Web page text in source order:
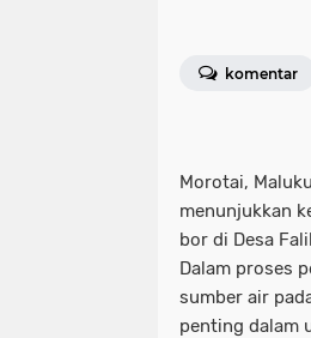
komentar
Morotai,
menunjukkan
bor di Desa
Dalam proses
sumber air
penting dalam